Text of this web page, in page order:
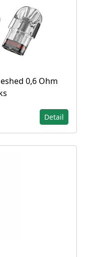
0,6 Ohm
Detail